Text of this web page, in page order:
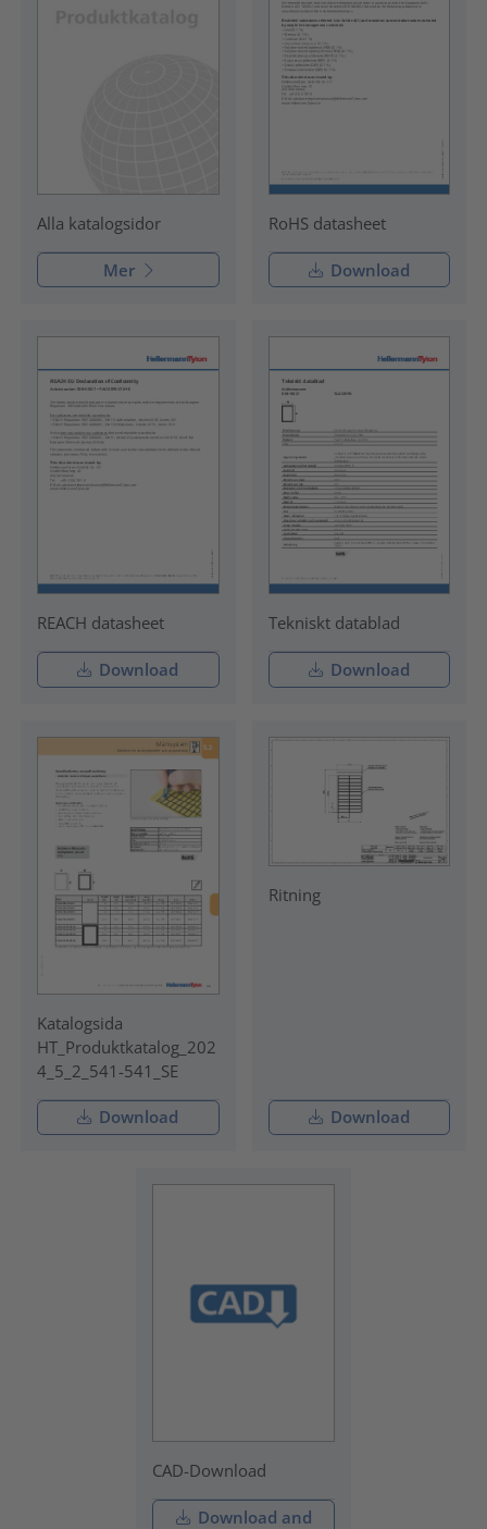
Alla katalogsidor
Mer
RoHS datasheet
Download
REACH datasheet
Download
Tekniskt datablad
Download
Katalogsida
HT_Produktkatalog_202
4_5_2_541-541_SE
Download
Ritning
Download
CAD-Download
Download and